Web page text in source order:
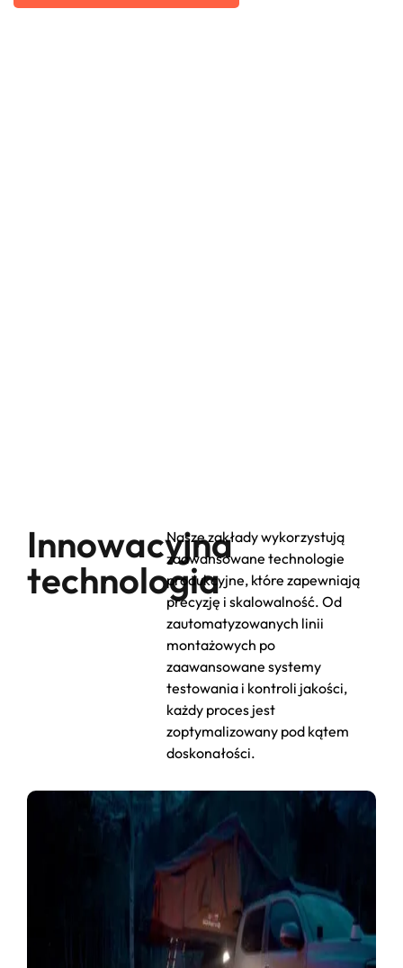
Innowacyjna
technologia
Nasze zakłady wykorzystują
zaawansowane technologie
produkcyjne, które zapewniają
precyzję i skalowalność. Od
zautomatyzowanych linii
montażowych po
zaawansowane systemy
testowania i kontroli jakości,
każdy proces jest
zoptymalizowany pod kątem
doskonałości.